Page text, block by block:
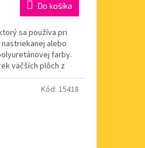
Do košíka
sa používa pri
alebo
farby.
väčších plôch z
Kód: 15418